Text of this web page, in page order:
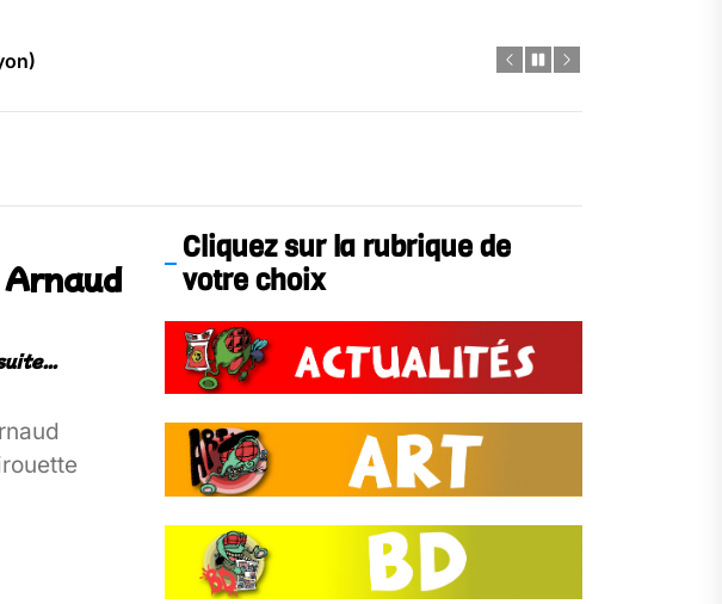
en-Velin)
Cliquez sur la rubrique de
votre choix